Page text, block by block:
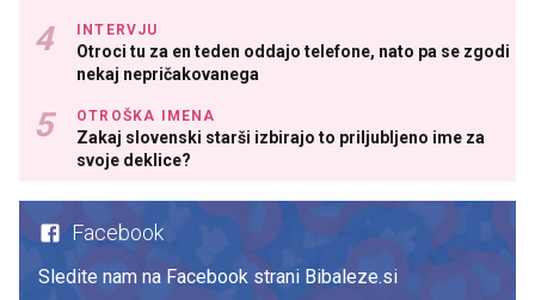
INTERVJU
Otroci tu za en teden oddajo telefone, nato pa se zgodi
nekaj nepričakovanega
OTROŠKA IMENA
Zakaj slovenski starši izbirajo to priljubljeno ime za
svoje deklice?
Facebook
Sledite nam na Facebook strani Bibaleze.si